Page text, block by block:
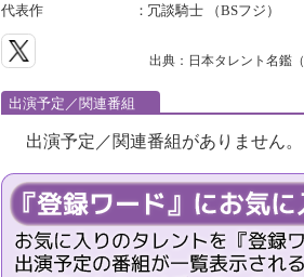
代表作
： 冗談騎士 （BSフジ）
出典：日本タレント名鑑（
出演予定／関連番組
出演予定／関連番組がありません。